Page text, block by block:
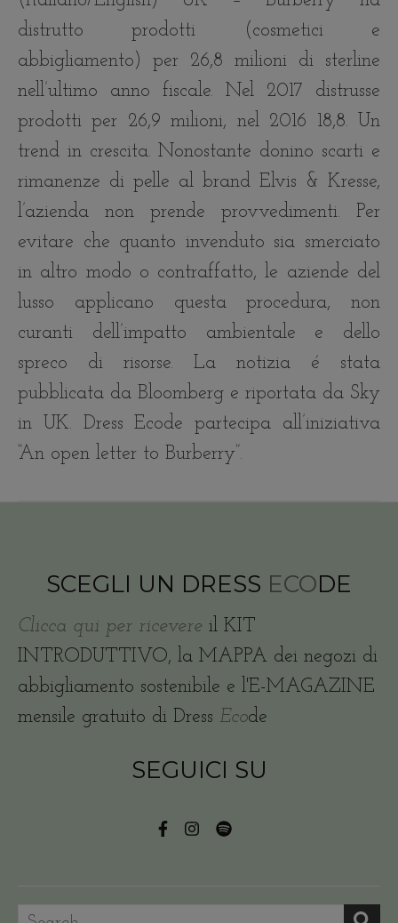
distrutto prodotti (cosmetici e
abbigliamento) per 26,8 milioni di sterline
nell’ultimo anno fiscale. Nel 2017 distrusse
prodotti per 26,9 milioni, nel 2016 18,8. Un
trend in crescita. Nonostante donino scarti e
rimanenze di pelle al brand Elvis & Kresse,
l’azienda non prende provvedimenti. Per
evitare che quanto invenduto sia smerciato
in altro modo o contraffatto, le aziende del
lusso applicano questa procedura, non
curanti dell’impatto ambientale e dello
spreco di risorse. La notizia é stata
pubblicata da Bloomberg e riportata da Sky
in UK. Dress Ecode partecipa all’iniziativa
“An open letter to Burberry”.
SCEGLI UN DRESS ECODE
Clicca qui per ricevere il KIT
INTRODUTTIVO, la MAPPA dei negozi di
abbigliamento sostenibile e l'E-MAGAZINE
mensile gratuito di Dress Ecode
SEGUICI SU